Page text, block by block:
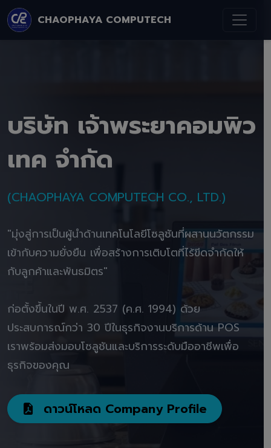
CHAOPHAYA COMPUTECH
บริษัท เจ้าพระยาคอมพิว
เทค จำกัด
(CHAOPHAYA COMPUTECH CO., LTD.)
"มุ่งสู่การเป็นผู้นำด้านเทคโนโลยีโซลูชันที่ผสานนวัตกรรม
เข้ากับความยั่งยืน เพื่อสร้างการเติบโตที่ไร้ขีดจำกัดให้
กับลูกค้าและพันธมิตร"
ก่อตั้งขึ้นในปี พ.ศ. 2537 (ค.ศ. 1994) ด้วย
ประสบการณ์กว่า 30 ปีในธุรกิจงานบริการด้าน POS
เราพร้อมส่งมอบโซลูชันและบริการระดับมืออาชีพเพื่อ
ธุรกิจของคุณ
ดาวน์โหลด Company Profile